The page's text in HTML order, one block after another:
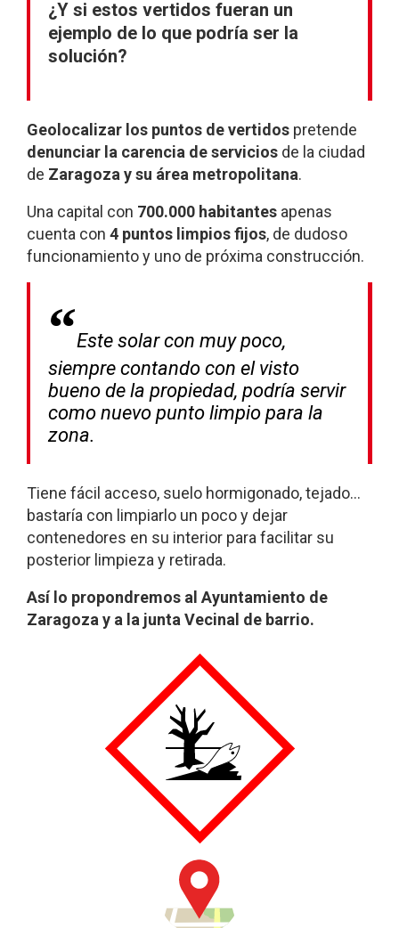
¿Y si estos vertidos fueran un
ejemplo de lo que podría ser la
solución?
Geolocalizar los puntos de vertidos pretende
denunciar la carencia de servicios de la ciudad
de Zaragoza y su área metropolitana.
Una capital con 700.000 habitantes apenas
cuenta con 4 puntos limpios fijos, de dudoso
funcionamiento y uno de próxima construcción.
Este solar con muy poco,
siempre contando con el visto
bueno de la propiedad, podría servir
como nuevo punto limpio para la
zona.
Tiene fácil acceso, suelo hormigonado, tejado…
bastaría con limpiarlo un poco y dejar
contenedores en su interior para facilitar su
posterior limpieza y retirada.
Así lo propondremos al Ayuntamiento de
Zaragoza y a la junta Vecinal de barrio.